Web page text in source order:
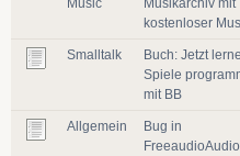
kostenloser
Smalltalk
Buch: Jetzt
Spiele
mit BB
Allgemein
Bug in